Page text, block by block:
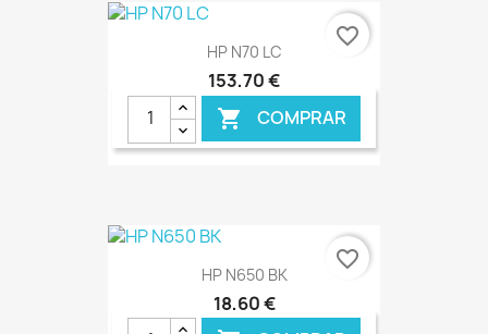
€ ONLINE
HP N70 LC
153,70 €
 COMPRAR
€ ONLINE
favorite_border
HP N650 BK
18,60 €
favorite_border